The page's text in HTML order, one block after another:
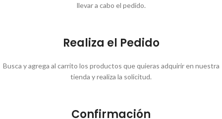
llevar a cabo el pedido.
Realiza el Pedido
Busca y agrega al carrito los productos que quieras adquirir en nuestra
tienda y realiza la solicitud.
Confirmación